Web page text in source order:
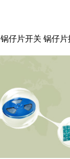
仔片开关 锅仔